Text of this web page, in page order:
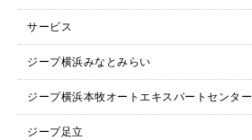
サービス
ジープ横浜みなとみらい
ジープ横浜本牧オートエキスパートセンター
ジープ足立